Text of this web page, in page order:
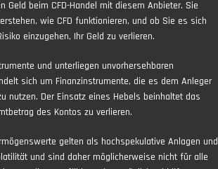
Geld beim CFD-Handel mit diesem Anbieter. Sie
wie CFD funktionieren, und ob Sie es sich
einzugehen, Ihr Geld zu verlieren.
und unterliegen unvorhersehbaren
sich um Finanzinstrumente, die es dem Anleger
nutzen. Der Einsatz eines Hebels beinhaltet das
des Kontos zu verlieren.
gelten als hochspekulative Anlagen und
und sind daher möglicherweise nicht für alle